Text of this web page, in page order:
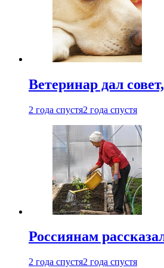
Ветеринар дал
2 года спустя2 года спустя
Россиянам
2 года спустя2 года спустя